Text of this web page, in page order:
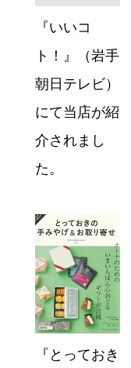
『いいコ
ト！』（岩手
朝日テレビ）
にて当店が紹
介されまし
た。
『とっておき